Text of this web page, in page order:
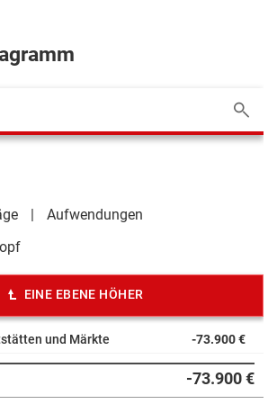
Aufwendungen
EINE EBENE HÖHER
und Märkte -73.900 €
-73.900 €